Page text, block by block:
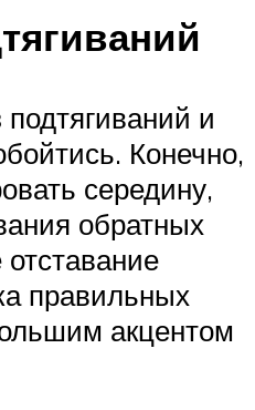
и
Конечно,
середину,
обратных
правильных
акцентом